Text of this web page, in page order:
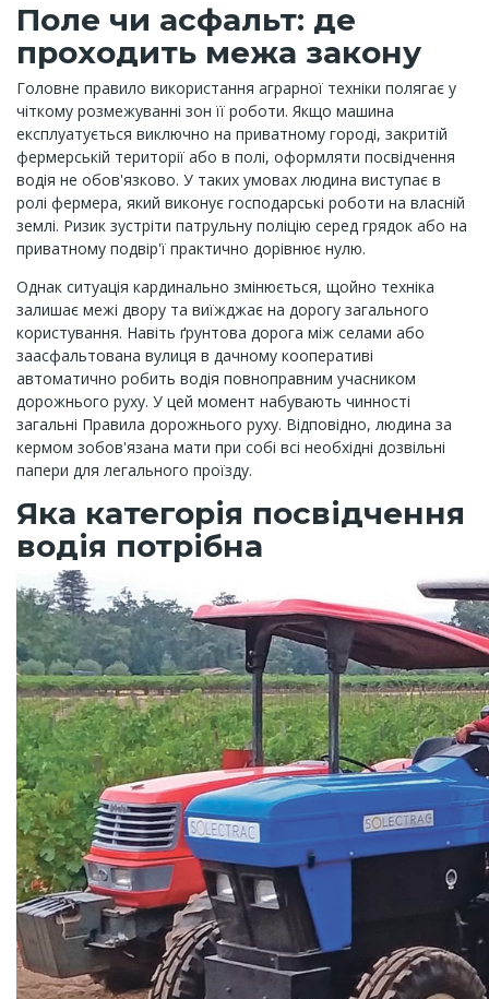
Поле чи асфальт: де
проходить межа закону
Головне правило використання аграрної техніки полягає у
чіткому розмежуванні зон її роботи. Якщо машина
експлуатується виключно на приватному городі, закритій
фермерській території або в полі, оформляти посвідчення
водія не обов'язково. У таких умовах людина виступає в
ролі фермера, який виконує господарські роботи на власній
землі. Ризик зустріти патрульну поліцію серед грядок або на
приватному подвір'ї практично дорівнює нулю.
Однак ситуація кардинально змінюється, щойно техніка
залишає межі двору та виїжджає на дорогу загального
користування. Навіть ґрунтова дорога між селами або
заасфальтована вулиця в дачному кооперативі
автоматично робить водія повноправним учасником
дорожнього руху. У цей момент набувають чинності
загальні Правила дорожнього руху. Відповідно, людина за
кермом зобов'язана мати при собі всі необхідні дозвільні
папери для легального проїзду.
Яка категорія посвідчення
водія потрібна